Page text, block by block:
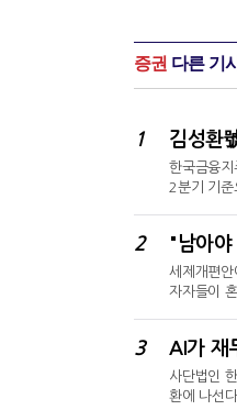
증권 다른 기
1
한국금융
2분기 기준
68.8% 증
2 "남아
세제개편
자자들이
택권 축소
3 AI가 재
사단법인
환에 나선